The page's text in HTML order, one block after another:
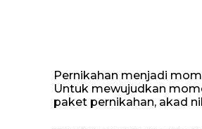
Pernikahan menjadi
Untuk mewujudkan
paket pernikahan, akad